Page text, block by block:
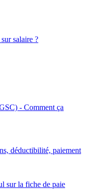
salaire ?
- Comment ça
déductibilité, paiement
sur la fiche de paie